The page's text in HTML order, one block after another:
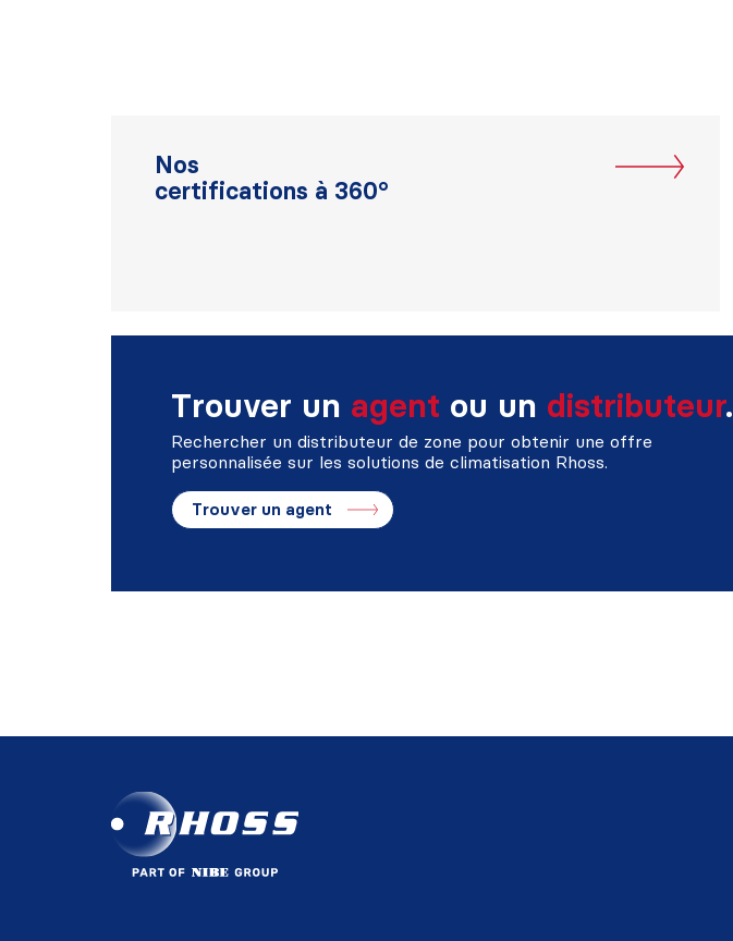
Nos
certifications à 360°
Trouver un agent ou un distributeur.
Rechercher un distributeur de zone pour obtenir une offre
personnalisée sur les solutions de climatisation Rhoss.
Trouver un agent